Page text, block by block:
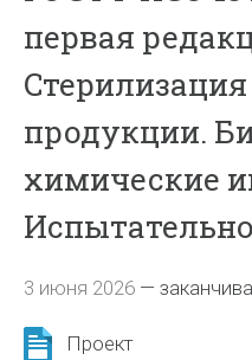
первая
продукции.
химические
3 июня 2026 —
Проект